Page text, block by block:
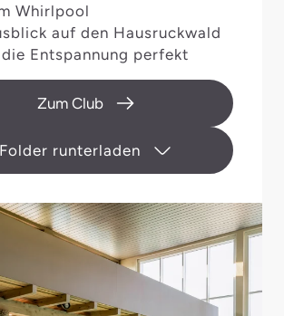
Whirlpool
auf den Hausruckwald
Entspannung perfekt
Zum Club
Folder runterladen